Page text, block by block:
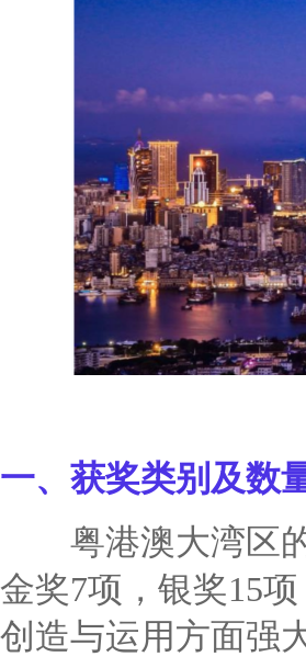
一、 获奖类别及数
粤港澳大湾区的
金奖7项，银奖15
创造与运用方面强